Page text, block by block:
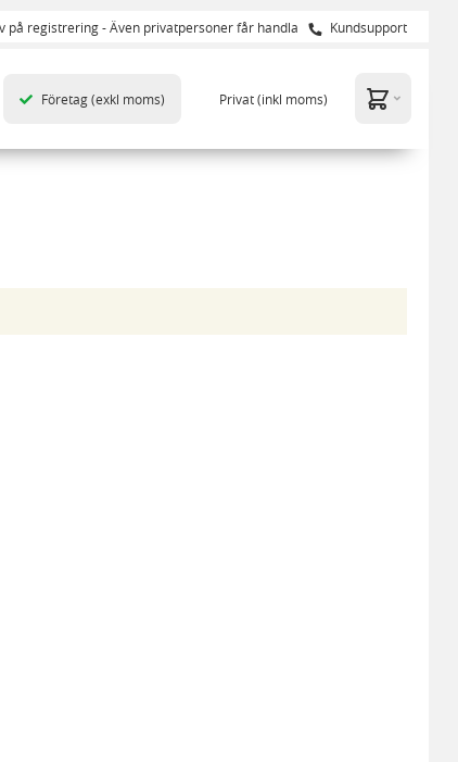
på registrering - Även privatpersoner får handla Kundsupport
Företag(exkl moms) Privat(inkl moms)